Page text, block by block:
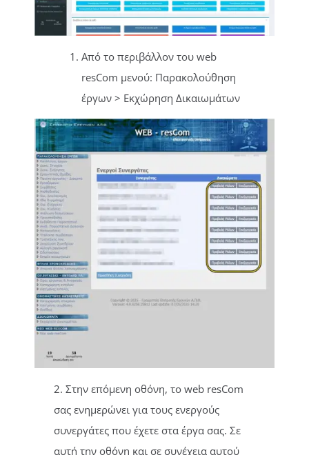
Από το περιβάλλον του web
resCom μενού: Παρακολούθηση
έργων > Εκχώρηση Δικαιωμάτων
2. Στην επόμενη οθόνη, το web resCom
σας ενημερώνει για τους ενεργούς
συνεργάτες που έχετε στα έργα σας. Σε
αυτή την οθόνη και σε συνέχεια αυτού